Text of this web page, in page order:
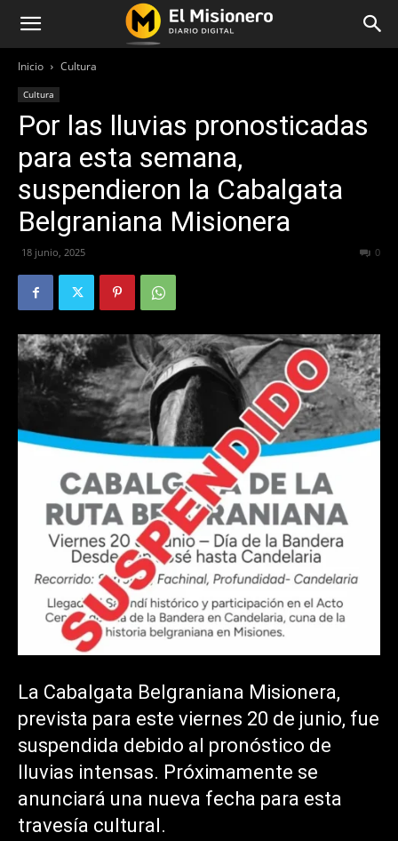
Inicio Cultura
Cultura
Por las lluvias pronosticadas
para esta semana,
suspendieron la Cabalgata
Belgraniana Misionera
18 junio, 2025 0
La Cabalgata Belgraniana Misionera,
prevista para este viernes 20 de junio, fue
suspendida debido al pronóstico de
lluvias intensas. Próximamente se
anunciará una nueva fecha para esta
travesía cultural.